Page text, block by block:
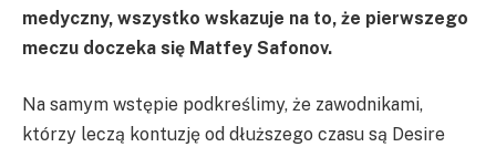
medyczny, wszystko wskazuje na to, że pierwszego
meczu doczeka się Matfey Safonov.
Na samym wstępie podkreślimy, że zawodnikami,
którzy leczą kontuzję od dłuższego czasu są Desire